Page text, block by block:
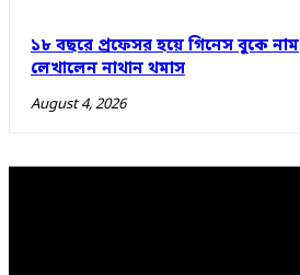
১৮ বছরে প্রফেসর হয়ে গিনেস বুকে নাম
লেখালেন নাথান থমাস
August 4, 2026